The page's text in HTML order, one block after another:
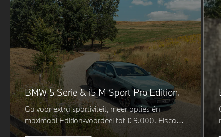
BMW 5 Serie & i5 M Sport Pro Edition.
Ga voor extra sportiviteit, meer opties én
maximaal Edition-voordeel tot € 9.000. Fiscaal
leverbaar vanaf € 75.347. Met de BMW 5 Serie